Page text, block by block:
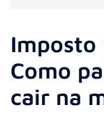
Imposto
Como
cair na